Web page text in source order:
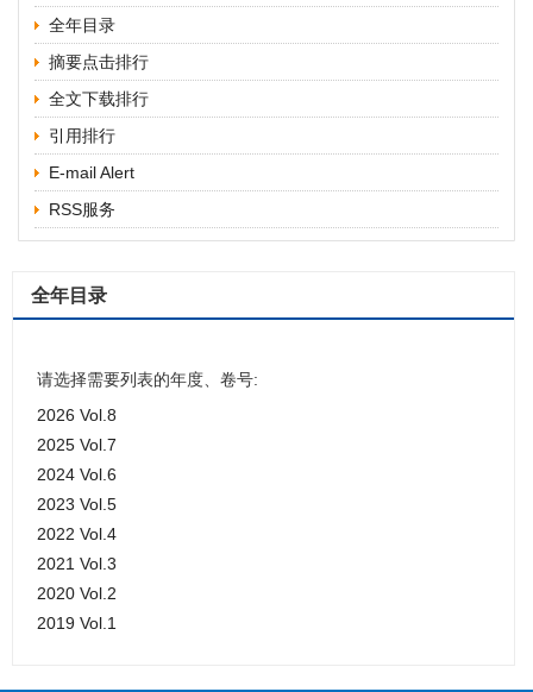
全年目录
摘要点击排行
全文下载排行
引用排行
E-mail Alert
RSS服务
全年目录
请选择需要列表的年度、卷号:
2026 Vol.8
2025 Vol.7
2024 Vol.6
2023 Vol.5
2022 Vol.4
2021 Vol.3
2020 Vol.2
2019 Vol.1